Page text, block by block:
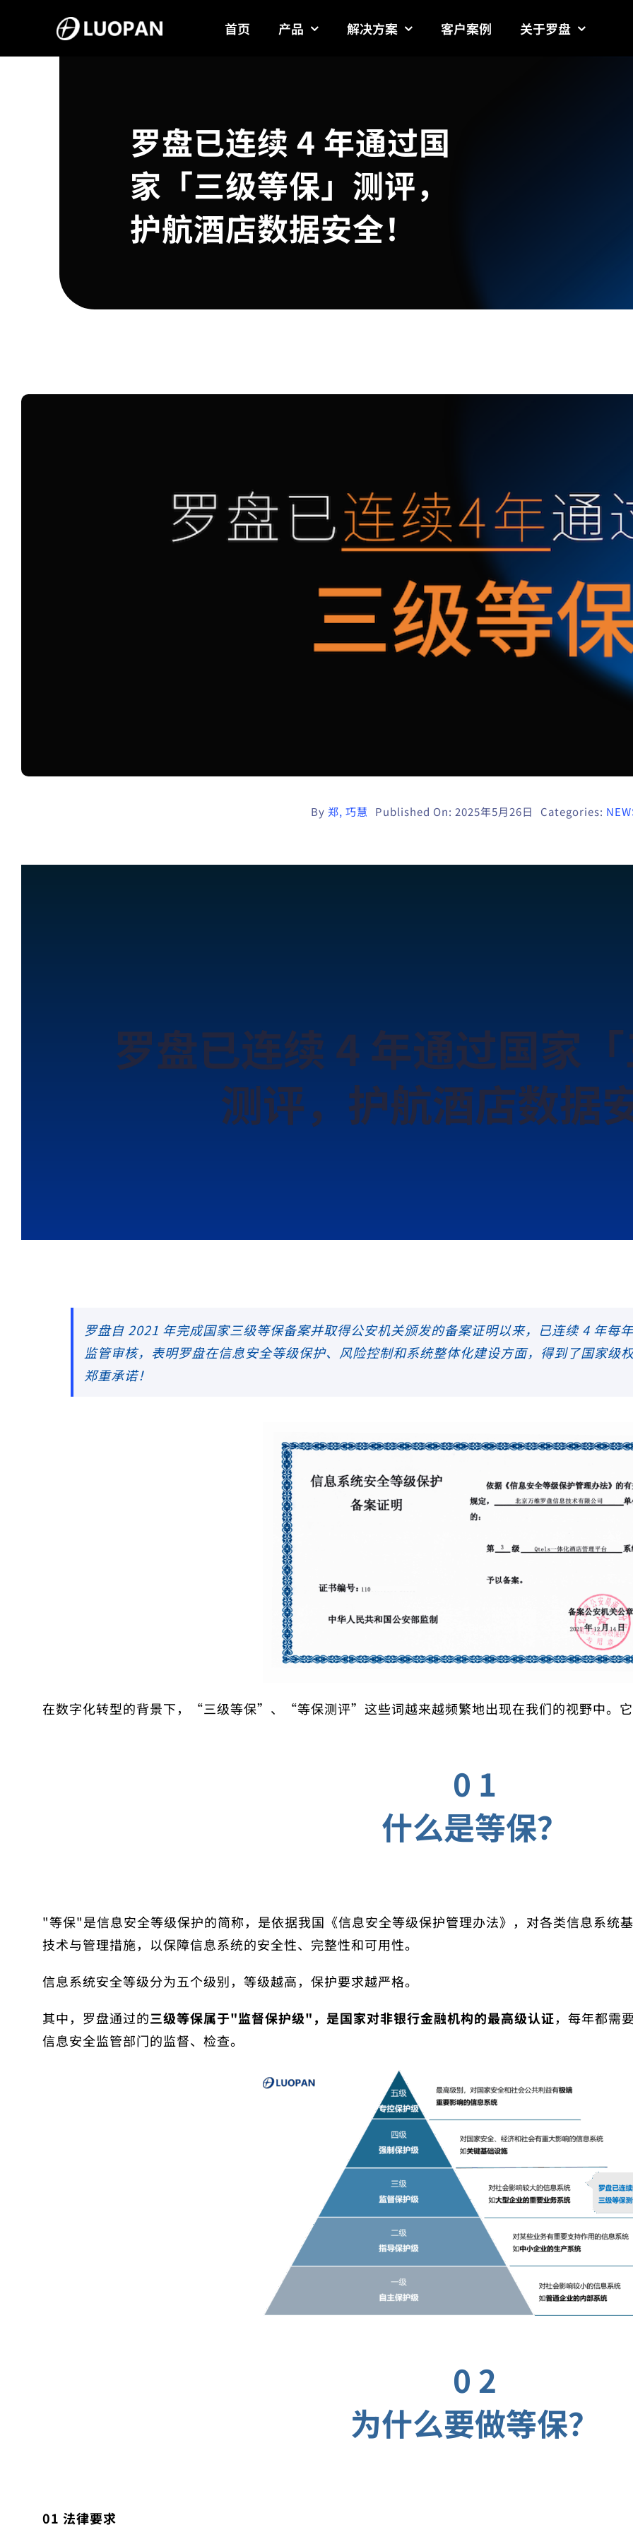
content
首页 产品 解决方案 客户案例 关于罗盘
罗盘已连续 4 年通过国
家「三级等保」测评，
护航酒店数据安全！
By 郑, 巧慧 Published On: 2025年5月26日 Categories:
罗盘已连续 4 年通过国家
测评，护航酒店数据
罗盘自 2021 年完成国家三级等保备案并取得公安机关颁发的备案证明以来，已连续 4 年每
监管审核，表明罗盘在信息安全等级保护、风险控制和系统整体化建设方面，得到了国家级
郑重承诺！
在数字化转型的背景下，“三级等保”、“等保测评”这些词越来越频繁地出现在我们的视野中。
0 1
什么是等保？
"等保"是信息安全等级保护的简称，是依据我国《信息安全等级保护管理办法》，对各类信息系统
技术与管理措施，以保障信息系统的安全性、完整性和可用性。
信息系统安全等级分为五个级别，等级越高，保护要求越严格。
其中，罗盘通过的三级等保属于"监督保护级"，是国家对非银行金融机构的最高级认证，每年都需
信息安全监管部门的监督、检查。
0 2
为什么要做等保？
01 法律要求